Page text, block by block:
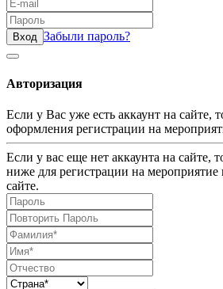
Вход Забыли пароль?
Авторизация
Если у Вас уже есть аккаунт на сайте,
оформления регистрации на
Если у вас еще нет аккаунта на сайте,
ниже для регистрации на мероприятие
сайте.